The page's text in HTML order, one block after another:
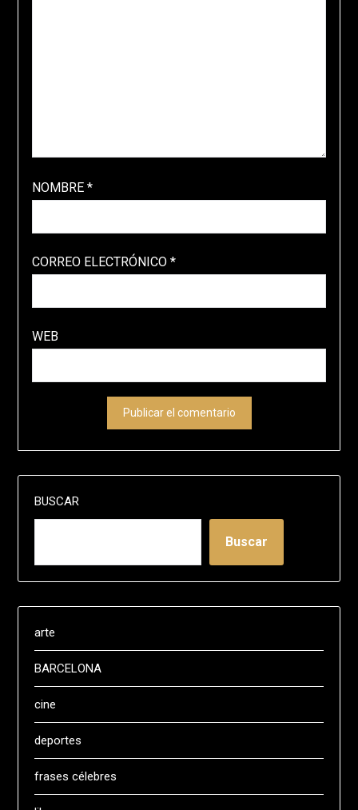
NOMBRE *
CORREO ELECTRÓNICO *
WEB
BUSCAR
Buscar
arte
BARCELONA
cine
deportes
frases célebres